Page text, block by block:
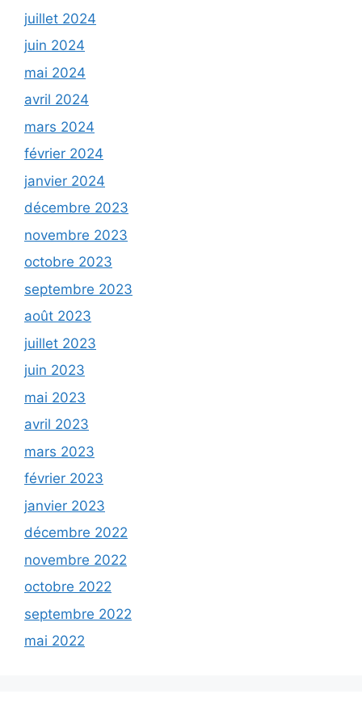
juillet 2024
juin 2024
mai 2024
avril 2024
mars 2024
février 2024
janvier 2024
décembre 2023
novembre 2023
octobre 2023
septembre 2023
août 2023
juillet 2023
juin 2023
mai 2023
avril 2023
mars 2023
février 2023
janvier 2023
décembre 2022
novembre 2022
octobre 2022
septembre 2022
mai 2022